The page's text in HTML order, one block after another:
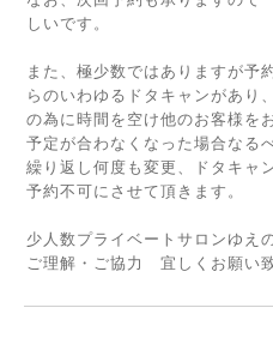
しいです。
また、極少数ではありますが
らのいわゆるドタキャンがあり
の為に時間を空け他のお客様を
予定が合わなくなった場合なる
繰り返し何度も変更、ドタキャ
予約不可にさせて頂きます。
少人数プライベートサロンゆ
ご理解・ご協力 宜しくお願い